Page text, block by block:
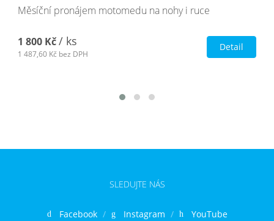
Měsíční pronájem motomedu na nohy i ruce
1 800 Kč/ ks
1 487,60 Kč bez DPH
Detail
SLEDUJTE NÁS
Facebook Instagram
YouTube